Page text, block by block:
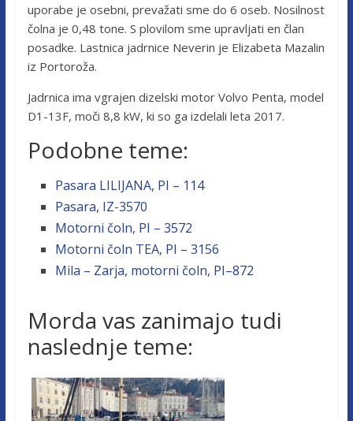
uporabe je osebni, prevažati sme do 6 oseb. Nosilnost
čolna je 0,48 tone. S plovilom sme upravljati en član
posadke. Lastnica jadrnice Neverin je Elizabeta Mazalin
iz Portoroža.
Jadrnica ima vgrajen dizelski motor Volvo Penta, model
D1-13F, moči 8,8 kW, ki so ga izdelali leta 2017.
Podobne teme:
Pasara LILIJANA, PI – 114
Pasara, IZ-3570
Motorni čoln, PI – 3572
Motorni čoln TEA, PI – 3156
Mila – Zarja, motorni čoln, PI–872
Morda vas zanimajo tudi
naslednje teme: